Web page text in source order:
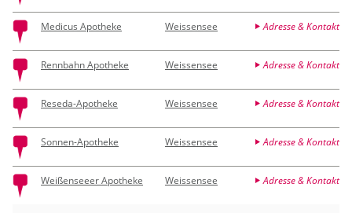
Medicus Apotheke Weissensee Adresse & Kontakt
Rennbahn Apotheke Weissensee Adresse & Kontakt
Reseda-Apotheke Weissensee Adresse & Kontakt
Sonnen-Apotheke Weissensee Adresse & Kontakt
Weißenseeer Apotheke Weissensee Adresse & Kontakt